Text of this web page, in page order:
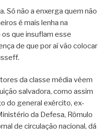
Só não a enxerga quem não
é mais lenha na
que insuflam esse
de que por aí vão colocar
da classe média vêem
salvadora, como assim
do general exército, ex-
da Defesa, Rômulo
de circulação nacional, dá